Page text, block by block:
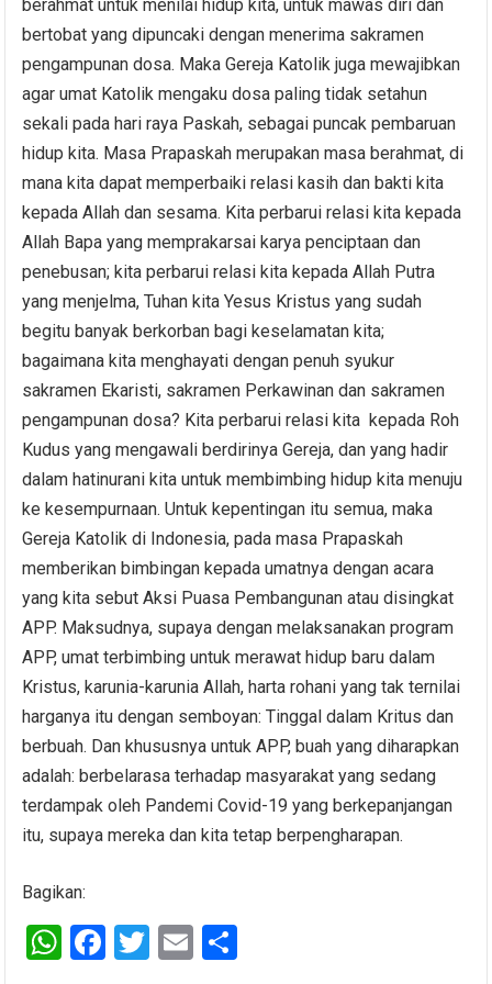
berahmat untuk menilai hidup kita, untuk mawas diri dan
bertobat yang dipuncaki dengan menerima sakramen
pengampunan dosa. Maka Gereja Katolik juga mewajibkan
agar umat Katolik mengaku dosa paling tidak setahun
sekali pada hari raya Paskah, sebagai puncak pembaruan
hidup kita. Masa Prapaskah merupakan masa berahmat, di
mana kita dapat memperbaiki relasi kasih dan bakti kita
kepada Allah dan sesama. Kita perbarui relasi kita kepada
Allah Bapa yang memprakarsai karya penciptaan dan
penebusan; kita perbarui relasi kita kepada Allah Putra
yang menjelma, Tuhan kita Yesus Kristus yang sudah
begitu banyak berkorban bagi keselamatan kita;
bagaimana kita menghayati dengan penuh syukur
sakramen Ekaristi, sakramen Perkawinan dan sakramen
pengampunan dosa? Kita perbarui relasi kita kepada Roh
Kudus yang mengawali berdirinya Gereja, dan yang hadir
dalam hatinurani kita untuk membimbing hidup kita menuju
ke kesempurnaan. Untuk kepentingan itu semua, maka
Gereja Katolik di Indonesia, pada masa Prapaskah
memberikan bimbingan kepada umatnya dengan acara
yang kita sebut Aksi Puasa Pembangunan atau disingkat
APP. Maksudnya, supaya dengan melaksanakan program
APP, umat terbimbing untuk merawat hidup baru dalam
Kristus, karunia-karunia Allah, harta rohani yang tak ternilai
harganya itu dengan semboyan: Tinggal dalam Kritus dan
berbuah. Dan khususnya untuk APP, buah yang diharapkan
adalah: berbelarasa terhadap masyarakat yang sedang
terdampak oleh Pandemi Covid-19 yang berkepanjangan
itu, supaya mereka dan kita tetap berpengharapan.
Bagikan:
W F
T
E